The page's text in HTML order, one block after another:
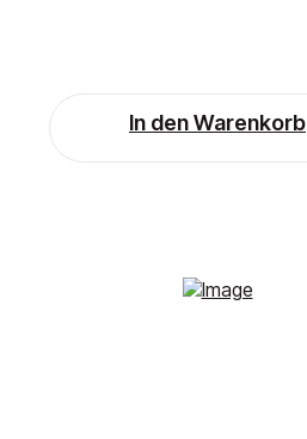
In den Warenkorb